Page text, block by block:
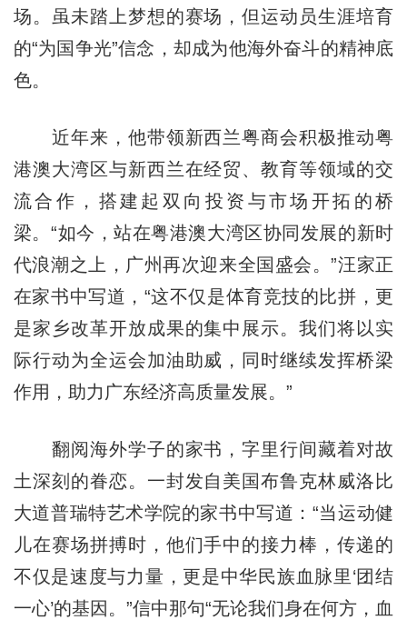
场。虽未踏上梦想的赛场，但运动员生涯培育
的“为国争光”信念，却成为他海外奋斗的精神底
色。
近年来，他带领新西兰粤商会积极推动粤
港澳大湾区与新西兰在经贸、教育等领域的交
流合作，搭建起双向投资与市场开拓的桥
梁。“如今，站在粤港澳大湾区协同发展的新时
代浪潮之上，广州再次迎来全国盛会。”汪家正
在家书中写道，“这不仅是体育竞技的比拼，更
是家乡改革开放成果的集中展示。我们将以实
际行动为全运会加油助威，同时继续发挥桥梁
作用，助力广东经济高质量发展。”
翻阅海外学子的家书，字里行间藏着对故
土深刻的眷恋。一封发自美国布鲁克林威洛比
大道普瑞特艺术学院的家书中写道：“当运动健
儿在赛场拼搏时，他们手中的接力棒，传递的
不仅是速度与力量，更是中华民族血脉里‘团结
一心’的基因。”信中那句“无论我们身在何方，血